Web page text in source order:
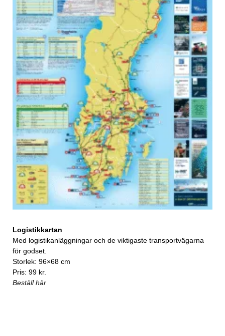
Logistikkartan
Med logistikanläggningar och de viktigaste transportvägarna
för godset.
Storlek: 96×68 cm
Pris: 99 kr.
Beställ här